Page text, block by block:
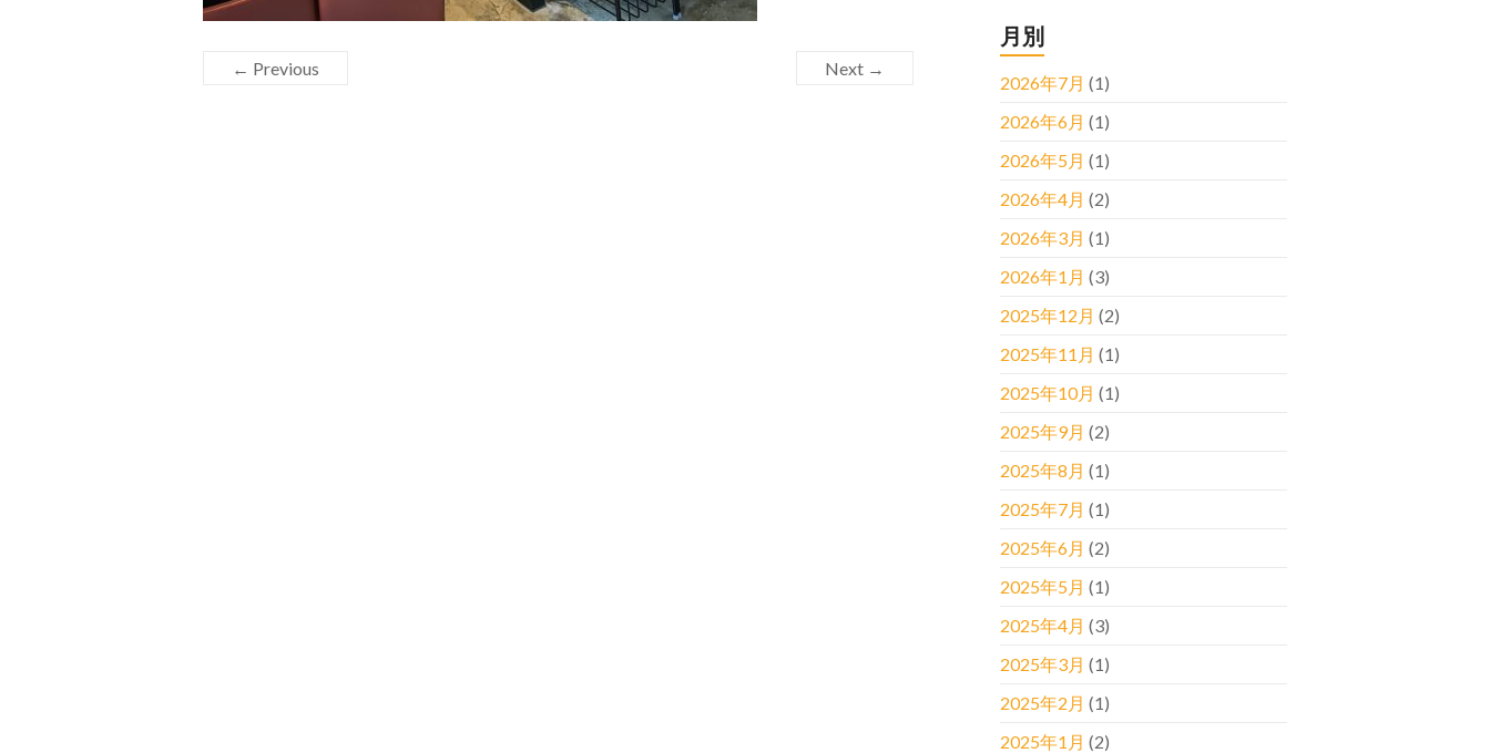
← Previous Next →
月別
2026年7月 (1)
2026年6月 (1)
2026年5月 (1)
2026年4月 (2)
2026年3月 (1)
2026年1月 (3)
2025年12月 (2)
2025年11月 (1)
2025年10月 (1)
2025年9月 (2)
2025年8月 (1)
2025年7月 (1)
2025年6月 (2)
2025年5月 (1)
2025年4月 (3)
2025年3月 (1)
2025年2月 (1)
2025年1月 (2)